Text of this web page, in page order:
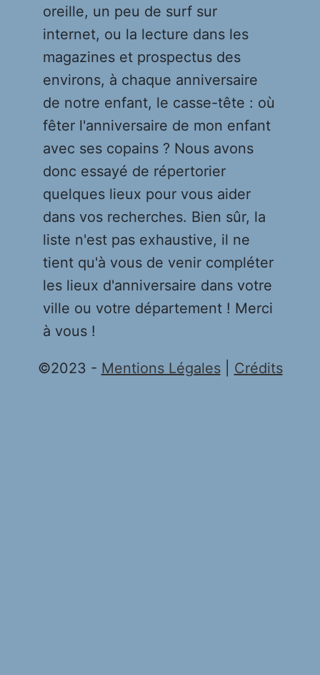
oreille, un peu de surf sur
internet, ou la lecture dans les
magazines et prospectus des
environs, à chaque anniversaire
de notre enfant, le casse-tête : où
fêter l'anniversaire de mon enfant
avec ses copains ? Nous avons
donc essayé de répertorier
quelques lieux pour vous aider
dans vos recherches. Bien sûr, la
liste n'est pas exhaustive, il ne
tient qu'à vous de venir compléter
les lieux d'anniversaire dans votre
ville ou votre département ! Merci
à vous !
©2023 - Mentions Légales| Crédits